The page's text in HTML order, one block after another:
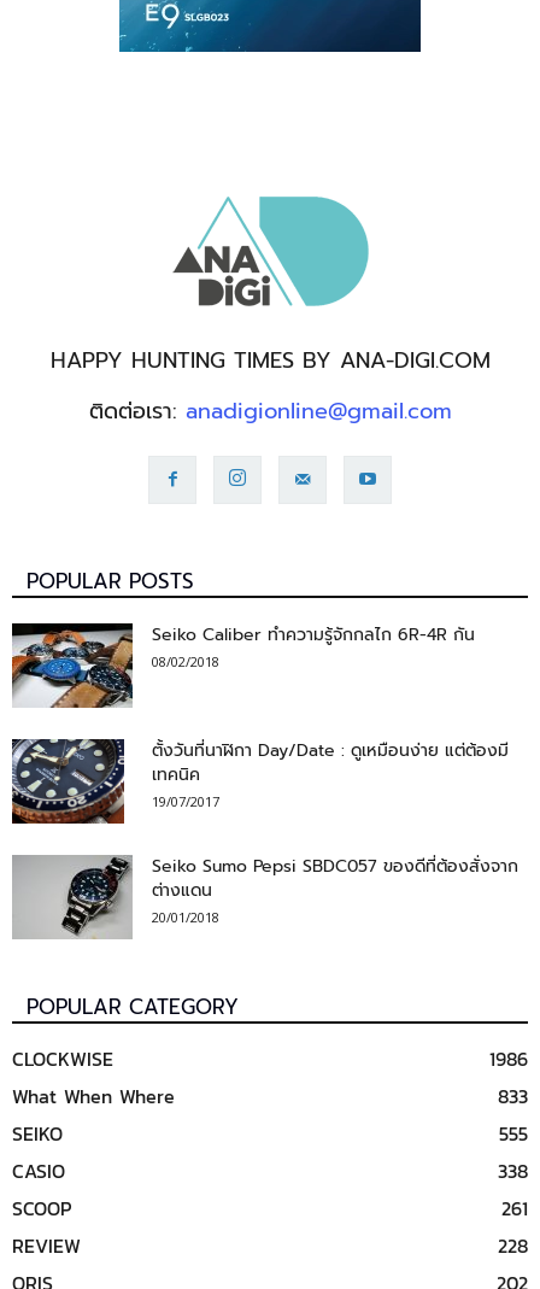
HAPPY HUNTING TIMES BY ANA-DIGI.COM
ติดต่อเรา: anadigionline@gmail.com
POPULAR POSTS
Seiko Caliber ทำความรู้จักกลไก 6R-4R กัน
08/02/2018
ตั้งวันที่นาฬิกา Day/Date : ดูเหมือนง่าย แต่ต้องมี
เทคนิค
19/07/2017
Seiko Sumo Pepsi SBDC057 ของดีที่ต้องสั่งจาก
ต่างแดน
20/01/2018
POPULAR CATEGORY
CLOCKWISE
1986
What When Where
833
SEIKO
555
CASIO
338
SCOOP
261
REVIEW
228
ORIS
202